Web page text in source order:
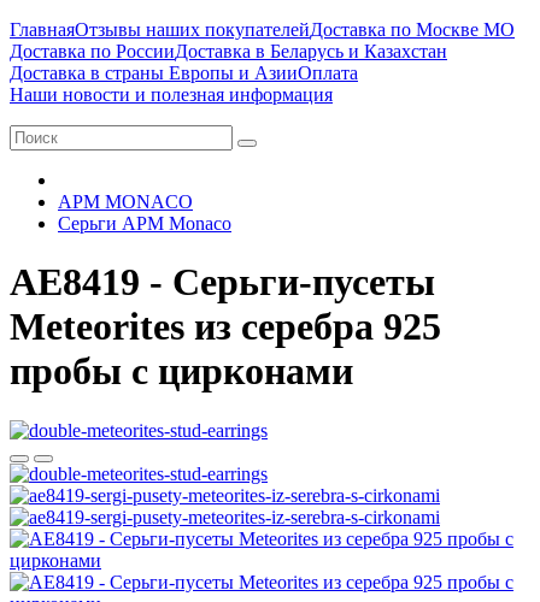
ГлавнаяОтзывы наших покупателейДоставка по Москве МО
Доставка по РоссииДоставка в Беларусь и Казахстан
Доставка в страны Европы и АзииОплата
Наши новости и полезная информация
APM MONACO
Серьги APM Monaco
AE8419 - Серьги-пусеты
Meteorites из серебра 925
пробы с цирконами